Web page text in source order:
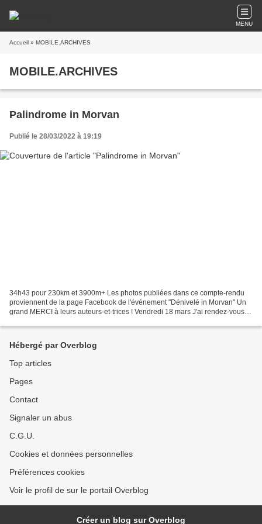
MENU
Accueil » MOBILE.ARCHIVES
MOBILE.ARCHIVES
Palindrome in Morvan
Publié le 28/03/2022 à 19:19
34h43 pour 230km et 3900m+ Les photos publiées dans ce compte-rendu
proviennent de la page Facebook de l'événement "Dénivelé in Morvan" Un
grand MERCI à leurs auteurs-et-trices ! Vendredi 18 mars J'ai rendez-vous à
Hébergé par Overblog
Top articles
Pages
Contact
Signaler un abus
C.G.U.
Cookies et données personnelles
Préférences cookies
Voir le profil de sur le portail Overblog
Créer un blog sur Overblog